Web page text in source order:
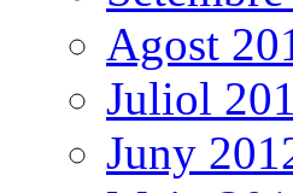
Agost
Juliol
Juny